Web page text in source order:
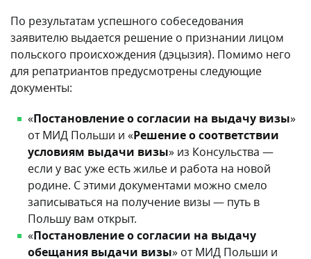
По результатам успешного собеседования
заявителю выдается решение о признании лицом
польского происхождения (дэцызия). Помимо него
для репатриантов предусмотрены следующие
документы:
«Постановление о согласии на выдачу визы»
от МИД Польши и «Решение о соответствии
условиям выдачи визы» из Консульства —
если у вас уже есть жилье и работа на новой
родине. С этими документами можно смело
записываться на получение визы — путь в
Польшу вам открыт.
«Постановление о согласии на выдачу
обещания выдачи визы» от МИД Польши и